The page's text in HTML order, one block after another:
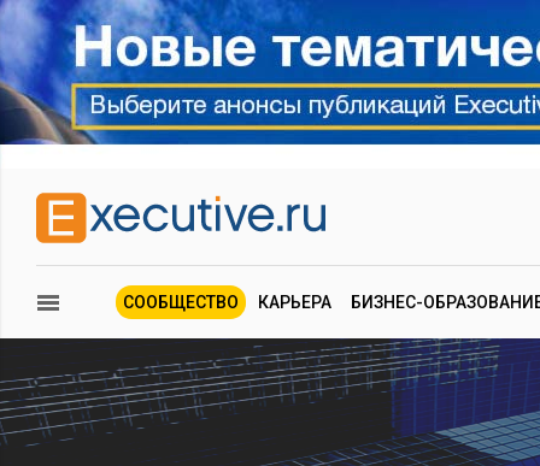
СООБЩЕСТВО КАРЬЕРА БИЗНЕС-